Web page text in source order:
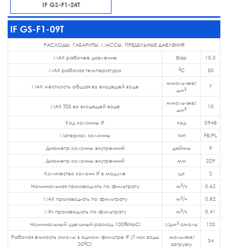
IF GS-F1-24T
IF GS-F1-09T
РАСХОДЫ, ГАБАРИТЫ, МАССЫ, ПРЕДЕЛЬНЫЕ ДАВЛЕНИЯ
MAX рабочее давление бар 10,5
MAX рабочая температура 0C 50
MAX жёсткость общая во входящей воде
ммоль-экв/
дм3 7
MAX TDS во входящей воде
ммоль-экв/
дм3 10
Код колонны IF код 0948
Материал колонны тип FB/PL
Диаметр колонны внутренний дюймы 9
Диаметр колонны внутренний мм 229
Количество колонн IF в модуле шт 2
Номинальная производ-сть по фильтрату м3/ч 0,62
MAX производ-сть по фильтрату м3/ч 0,82
MIN производ-сть по фильтрату м3/ч 0,41
Номинальный удельный расход 100%NaCl г/дм3 смолы 120
Рабочая ёмкость смолы в одном фильтре IF (Т исх.воды
200С)
моль-экв/
загрузку
34